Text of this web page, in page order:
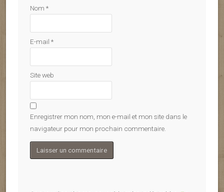
Nom *
E-mail *
Site web
Enregistrer mon nom, mon e-mail et mon site dans le
navigateur pour mon prochain commentaire.